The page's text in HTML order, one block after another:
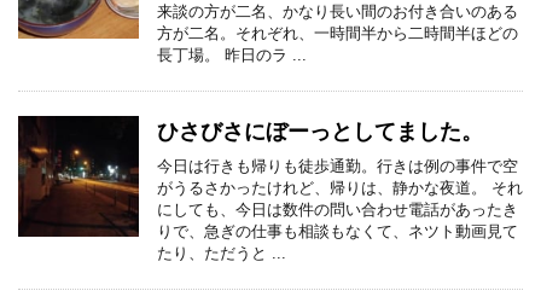
来談の方が二名、かなり長い間のお付き合いのある
方が二名。それぞれ、一時間半から二時間半ほどの
長丁場。 昨日のラ ...
ひさびさにぼーっとしてました。
今日は行きも帰りも徒歩通勤。行きは例の事件で空
がうるさかったけれど、帰りは、静かな夜道。 それ
にしても、今日は数件の問い合わせ電話があったき
りで、急ぎの仕事も相談もなくて、ネツト動画見て
たり、ただうと ...